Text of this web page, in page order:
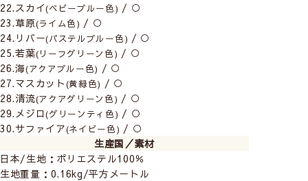
表裏が同じ色でシンプルな生地なので、間仕切りや収納
の目隠しとしてもお使いいただけます。
22.スカイ(ベビーブルー色) / ○
23.草原(ライム色) / ○
24.リバー(パステルブルー色) / ○
25.若葉(リーフグリーン色) / ○
26.海(アクアブルー色) / ○
27.マスカット(黄緑色) / ○
28.清流(アクアグリーン色) / ○
29.メジロ(グリーンティ色) / ○
30.サファイア(ネイビー色) / ○
生産国／素材
日本/生地：ポリエステル100％
生地重量：0.16kg/平方メートル